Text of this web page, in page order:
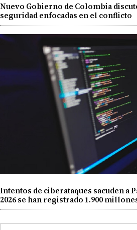
Nuevo Gobierno de Colombia
seguridad enfocadas en el conflicto
Intentos de ciberataques sacuden a
2026 se han registrado 1.900